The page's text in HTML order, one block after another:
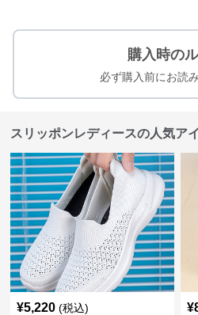
購入時の
必ず購入前にお読
スリッポンレディースの人気ア
¥5,220 (税込) ¥